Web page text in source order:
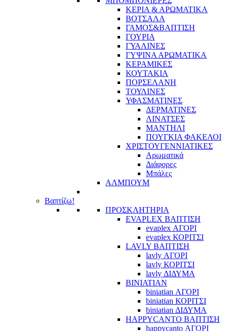
ΚΕΡΙΑ & ΑΡΩΜΑΤΙΚΑ
ΒΟΤΣΑΛΑ
ΓΑΜΟΣ&ΒΑΠΤΙΣΗ
ΓΟΥΡΙΑ
ΓΥΑΛΙΝΕΣ
ΓΥΨΙΝΑ ΑΡΩΜΑΤΙΚΑ
ΚΕΡΑΜΙΚΕΣ
ΚΟΥΤΑΚΙΑ
ΠΟΡΣΕΛΑΝΗ
ΤΟΥΛΙΝΕΣ
ΥΦΑΣΜΑΤΙΝΕΣ
ΔΕΡΜΑΤΙΝΕΣ
ΛΙΝΑΤΣΕΣ
ΜΑΝΤΗΛΙ
ΠΟΥΓΚΙΑ ΦΑΚΕΛΟΙ
ΧΡΙΣΤΟΥΓΕΝΝΙΑΤΙΚΕΣ
Αρωματικά
Διάφορες
Μπάλες
ΑΛΜΠΟΥΜ
Βαπτίζω!
ΠΡΟΣΚΛΗΤΗΡΙΑ
EVAPLEX ΒΑΠΤΙΣΗ
evaplex ΑΓΟΡΙ
evaplex ΚΟΡΙΤΣΙ
LAVLY ΒΑΠΤΙΣΗ
lavly ΑΓΟΡΙ
lavly ΚΟΡΙΤΣΙ
lavly ΔΙΔΥΜΑ
BINIATIAN
biniatian ΑΓΟΡΙ
biniatian ΚΟΡΙΤΣΙ
biniatian ΔΙΔΥΜΑ
HAPPYCANTO ΒΑΠΤΙΣΗ
happycanto ΑΓΟΡΙ